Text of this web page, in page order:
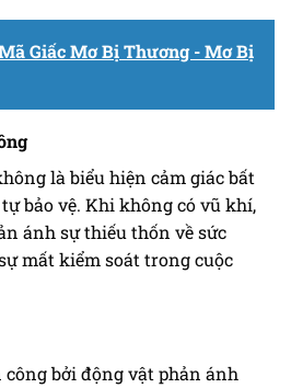
Giấc Mơ Bị Thương - Mơ Bị
là biểu hiện cảm giác bất
bảo vệ. Khi không có vũ khí,
ánh sự thiếu thốn về sức
mất kiểm soát trong cuộc
bởi động vật phản ánh